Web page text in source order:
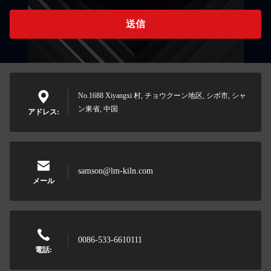
送信
アドレス:
No.1688 Xiyangxi 村, チョウクーン地区, シボ市, シャ
ン東省, 中国
メール
samson@lm-kiln.com
電話:
0086-533-6610111